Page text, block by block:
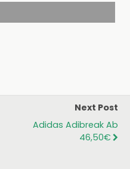
Next Post
Adidas Adibreak Ab
46,50€